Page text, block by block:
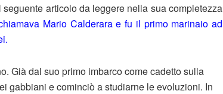
articolo da leggere nella sua completezza
Mario Calderara e fu il primo marinaio ad
Già dal suo primo imbarco come cadetto sulla
gabbiani e cominciò a studiarne le evoluzioni. In